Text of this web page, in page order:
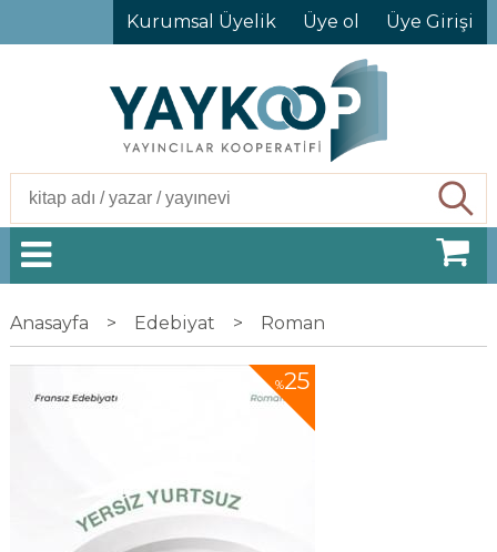
Kurumsal Üyelik Üye ol Üye Girişi
Anasayfa > Edebiyat > Roman
%25